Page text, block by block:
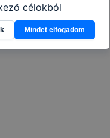
célokból
Ön a
vagy
még jobb
Mindet elfogadom